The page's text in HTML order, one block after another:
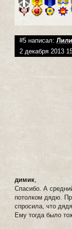
#5 написал:
2 декабря 2013
димик
Спасибо. А
потолком дядю.
спросила, что
Ему тогда было